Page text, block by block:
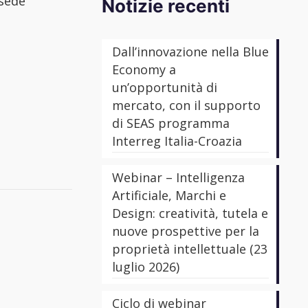
Notizie recenti
Dall’innovazione nella Blue
Economy a
un’opportunità di
mercato, con il supporto
di SEAS programma
Interreg Italia-Croazia
Webinar – Intelligenza
Artificiale, Marchi e
Design: creatività, tutela e
nuove prospettive per la
proprietà intellettuale (23
luglio 2026)
Ciclo di webinar